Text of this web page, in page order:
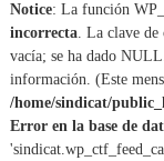
a
r
:
Notice: La función
incorrecta. La clave de
vacía; se ha dado
información. (Este
/home/sindicat/
Error en la base de